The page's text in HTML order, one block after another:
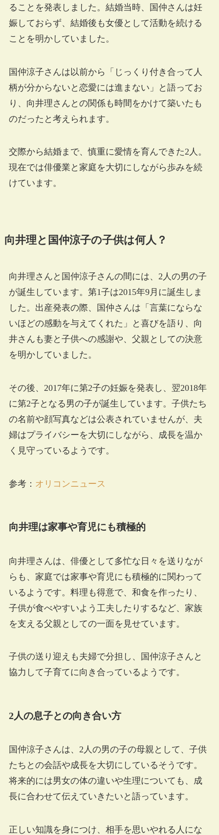
ることを発表しました。結婚当時、国仲さんは妊
娠しておらず、結婚後も女優として活動を続ける
ことを明かしていました。
国仲涼子さんは以前から「じっくり付き合って人
柄が分からないと恋愛には進まない」と語ってお
り、向井理さんとの関係も時間をかけて築いたも
のだったと考えられます。
交際から結婚まで、慎重に愛情を育んできた2人。
現在では俳優業と家庭を大切にしながら歩みを続
けています。
向井理と国仲涼子の子供は何人？
向井理さんと国仲涼子さんの間には、2人の男の子
が誕生しています。第1子は2015年9月に誕生しま
した。出産発表の際、国仲さんは「言葉にならな
いほどの感動を与えてくれた」と喜びを語り、向
井さんも妻と子供への感謝や、父親としての決意
を明かしていました。
その後、2017年に第2子の妊娠を発表し、翌2018年
に第2子となる男の子が誕生しています。子供たち
の名前や顔写真などは公表されていませんが、夫
婦はプライバシーを大切にしながら、成長を温か
く見守っているようです。
参考： オリコンニュース
向井理は家事や育児にも積極的
向井理さんは、俳優として多忙な日々を送りなが
らも、家庭では家事や育児にも積極的に関わって
いるようです。料理も得意で、和食を作ったり、
子供が食べやすいよう工夫したりするなど、家族
を支える父親としての一面を見せています。
子供の送り迎えも夫婦で分担し、国仲涼子さんと
協力して子育てに向き合っているようです。
2人の息子との向き合い方
国仲涼子さんは、2人の男の子の母親として、子供
たちとの会話や成長を大切にしているそうです。
将来的には男女の体の違いや生理についても、成
長に合わせて伝えていきたいと語っています。
正しい知識を身につけ、相手を思いやれる人にな